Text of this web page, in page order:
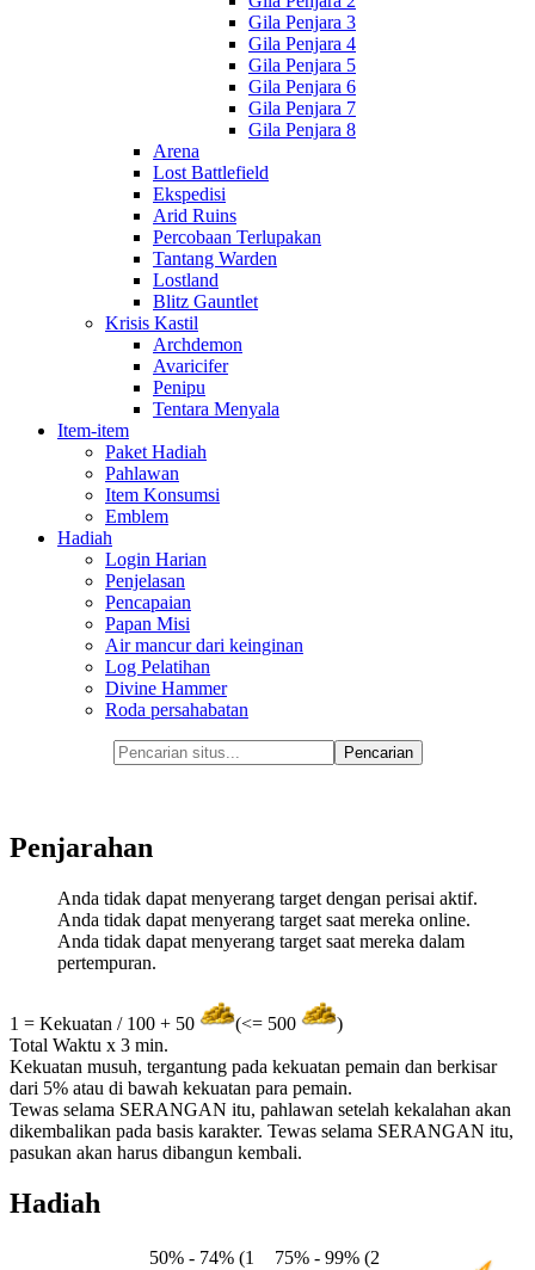
Gila Penjara 3
Gila Penjara 4
Gila Penjara 5
Gila Penjara 6
Gila Penjara 7
Gila Penjara 8
Arena
Lost Battlefield
Ekspedisi
Arid Ruins
Percobaan Terlupakan
Tantang Warden
Lostland
Blitz Gauntlet
Krisis Kastil
Archdemon
Avaricifer
Penipu
Tentara Menyala
Item-item
Paket Hadiah
Pahlawan
Item Konsumsi
Emblem
Hadiah
Login Harian
Penjelasan
Pencapaian
Papan Misi
Air mancur dari keinginan
Log Pelatihan
Divine Hammer
Roda persahabatan
Penjarahan
Anda tidak dapat menyerang target dengan perisai aktif.
Anda tidak dapat menyerang target saat mereka online.
Anda tidak dapat menyerang target saat mereka dalam
pertempuran.
1 = Kekuatan / 100 + 50 (<= 500
)
Total Waktu x 3 min.
Kekuatan musuh, tergantung pada kekuatan pemain dan berkisar
dari 5% atau di bawah kekuatan para pemain.
Tewas selama SERANGAN itu, pahlawan setelah kekalahan akan
dikembalikan pada basis karakter. Tewas selama SERANGAN itu,
pasukan akan harus dibangun kembali.
Hadiah
50% - 74% (1 75% - 99% (2